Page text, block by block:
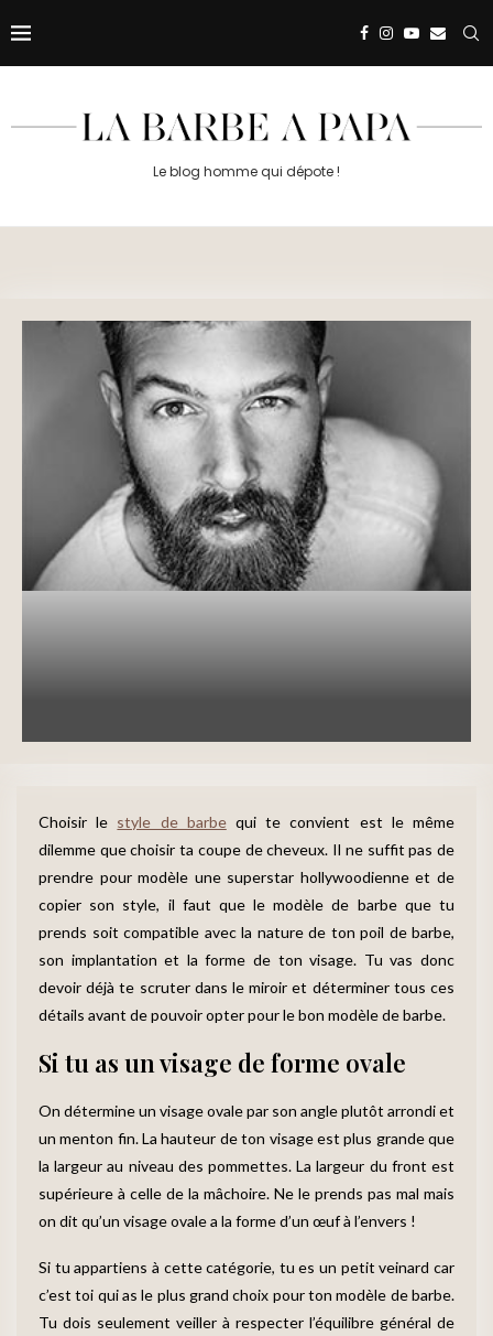
Le blog homme qui dépote !
Choisir le style de barbequi te convient est le même
dilemme que choisir ta coupe de cheveux. Il ne suffit pas de
prendre pour modèle une superstar hollywoodienne et de
copier son style, il faut que le modèle de barbe que tu
prends soit compatible avec la nature de ton poil de barbe,
son implantation et la forme de ton visage. Tu vas donc
devoir déjà te scruter dans le miroir et déterminer tous ces
détails avant de pouvoir opter pour le bon modèle de barbe.
Si tu as un visage de forme ovale
On détermine un visage ovale par son angle plutôt arrondi et
un menton fin. La hauteur de ton visage est plus grande que
la largeur au niveau des pommettes. La largeur du front est
supérieure à celle de la mâchoire. Ne le prends pas mal mais
on dit qu’un visage ovale a la forme d’un œuf à l’envers !
Si tu appartiens à cette catégorie, tu es un petit veinard car
c’est toi qui as le plus grand choix pour ton modèle de barbe.
Tu dois seulement veiller à respecter l’équilibre général de